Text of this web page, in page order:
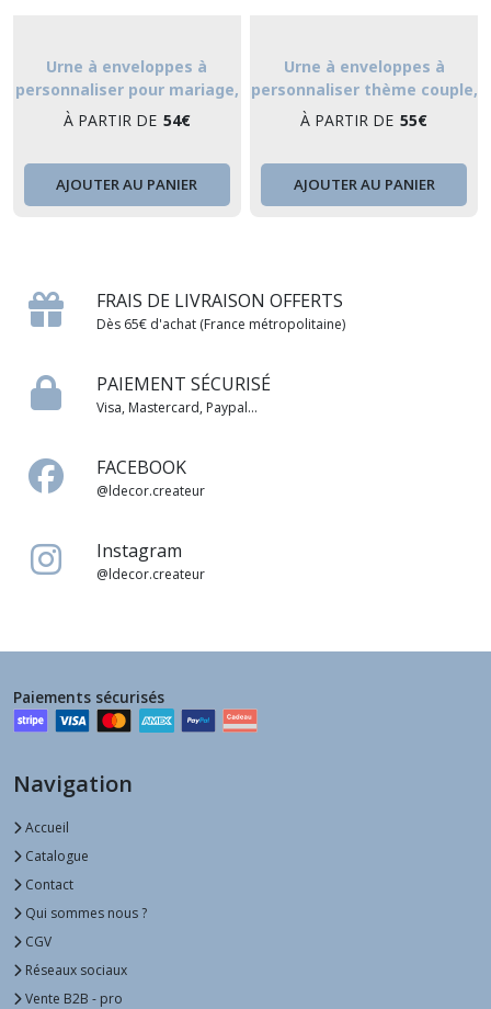
Urne à enveloppes à
personnaliser pour mariage,
baptême ou anniversaire -
mesure décoration bohème
À PARTIR DE 54€
AJOUTER AU PANIER
Urne à enveloppes à
personnaliser thème couple,
urne de mariage
À PARTIR DE 55€
AJOUTER AU PANIER
FRAIS DE LIVRAISON OFFERTS
Dès 65€ d'achat (France métropolitaine)
PAIEMENT SÉCURISÉ
Visa, Mastercard, Paypal...
FACEBOOK
@ldecor.createur
Instagram
@ldecor.createur
Paiements sécurisés
Navigation
Accueil
Catalogue
Contact
Qui sommes nous ?
CGV
Réseaux sociaux
Vente B2B - pro